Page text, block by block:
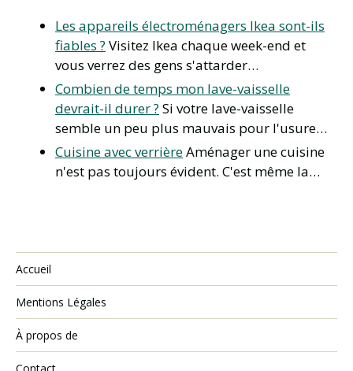
Les appareils électroménagers Ikea sont-ils
fiables ? Visitez Ikea chaque week-end et
vous verrez des gens s'attarder…
Combien de temps mon lave-vaisselle
devrait-il durer ? Si votre lave-vaisselle
semble un peu plus mauvais pour l'usure…
Cuisine avec verrièreAménager une cuisine
n'est pas toujours évident. C'est même la…
Accueil
Mentions Légales
À propos de